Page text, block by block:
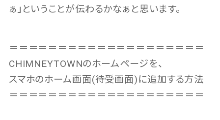
ぁ」ということが伝わるかなぁと思います。
＝＝＝＝＝＝＝＝＝＝＝＝＝＝＝＝＝＝＝＝
CHIMNEYTOWNのホームページを、
スマホのホーム画面(待受画面)に追加する方法
＝＝＝＝＝＝＝＝＝＝＝＝＝＝＝＝＝＝＝＝